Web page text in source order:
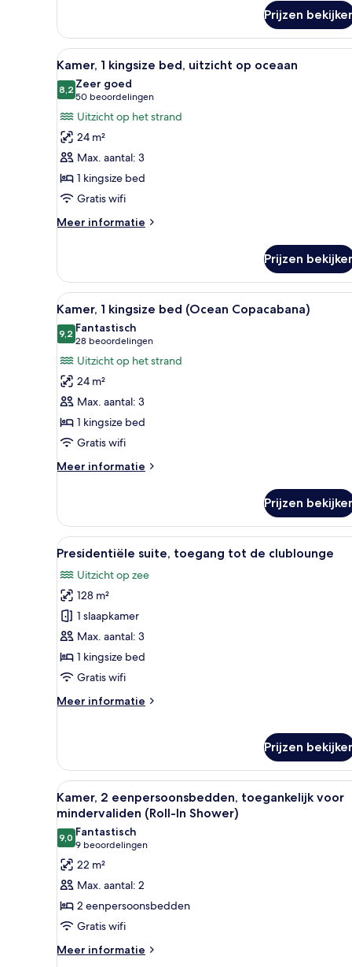
Prijzen
Alle
foto's
voor
Kamer,
1
kingsize
bed,
uitzicht
op
oceaan
Uitzicht op de kust vanuit
6
Kamer, 1 kingsize bed, uitzicht op oceaan
8,28,2 van 10
Zeer goed
50 beoordelingen
(50
beoordelingen)
Uitzicht op het strand
24 m²
Max. aantal: 3
1 kingsize bed
Gratis wifi
Meer informatie
Meer
1
kingsize
bed,
uitzicht
op
oceaan
Prijzen
Alle
foto's
voor
Kamer,
1
kingsize
bed
(Ocean
Copacabana)
laden
Hotelkamer met een groot
6
Kamer, 1 kingsize bed (Ocean Copacabana)
9,29,2 van 10
Fantastisch
28 beoordelingen
(28
beoordelingen)
Uitzicht op het strand
24 m²
Max. aantal: 3
1 kingsize bed
Gratis wifi
Meer informatie
Meer
1
kingsize
bed
Copacabana)
Prijzen
Alle
foto's
voor
Presidentiële
suite,
toegang
tot
de
laden
Een ruime woonkamer met
8
Presidentiële suite, toegang tot de clublounge
Uitzicht op zee
128 m²
1 slaapkamer
Max. aantal: 3
1 kingsize bed
Gratis wifi
Meer informatie
Meer
toegang
tot
de
clublounge
Prijzen
Alle
foto's
voor
Kamer,
2
eenpersoonsbedden,
toegankelijk
voor
mindervaliden
(Roll-
Een hotelkamer met twee
5
Kamer, 2 eenpersoonsbedden, toegankelijk voor
mindervaliden (Roll-In Shower)
9,09,0 van 10
Fantastisch
9 beoordelingen
(9
beoordelingen)
22 m²
Max. aantal: 2
2 eenpersoonsbedden
Gratis wifi
Meer informatie
Meer